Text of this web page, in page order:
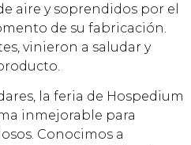
aire y soprendidos por el
de su fabricación.
vinieron a saludar y
la feria de Hospedium
inmejorable para
Conocimos a